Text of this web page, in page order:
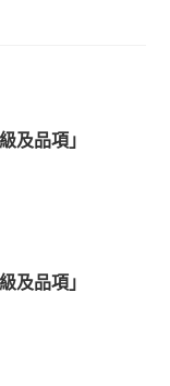
及品項」
及品項」